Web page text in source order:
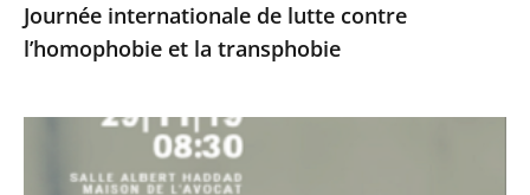
Journée internationale de lutte contre
l’homophobie et la transphobie
Rencontres